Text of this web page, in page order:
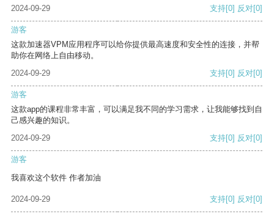
2024-09-29 支持[0] 反对[0]
游客
这款加速器VPM应用程序可以给你提供最高速度和安全性的连接，并帮
助你在网络上自由移动。
2024-09-29
支持[0] 反对[0]
游客
这款app的课程非常丰富，可以满足我不同的学习需求，让我能够找到自
己感兴趣的知识。
2024-09-29
支持[0] 反对[0]
游客
我喜欢这个软件 作者加油
2024-09-29 支持[0] 反对[0]